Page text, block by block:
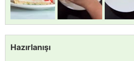
Hazırlanışı